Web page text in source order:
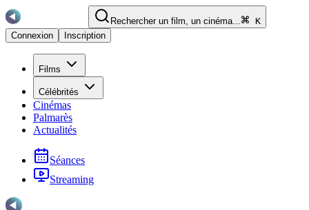
Rechercher un film, un cinéma...
K
Connexion
Inscription
Films
Célébrités
Cinémas
Palmarès
Actualités
Séances
Streaming